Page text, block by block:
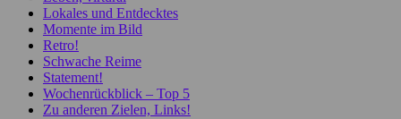
Lokales und Entdecktes
Momente im Bild
Retro!
Schwache Reime
Statement!
Wochenrückblick – Top 5
Zu anderen Zielen, Links!